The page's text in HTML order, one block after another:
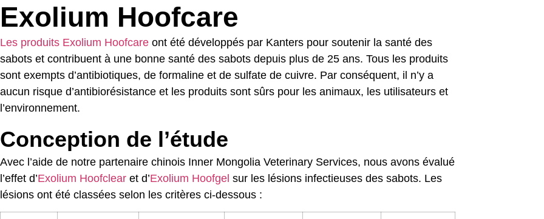
Exolium Hoofcare
Les produits Exolium Hoofcare ont été développés par Kanters pour soutenir la santé des
sabots et contribuent à une bonne santé des sabots depuis plus de 25 ans. Tous les produits
sont exempts d’antibiotiques, de formaline et de sulfate de cuivre. Par conséquent, il n’y a
aucun risque d’antibiorésistance et les produits sont sûrs pour les animaux, les utilisateurs et
l’environnement.
Conception de l’étude
Avec l’aide de notre partenaire chinois Inner Mongolia Veterinary Services, nous avons évalué
l’effet d’Exolium Hoofclear et d’Exolium Hoofgel sur les lésions infectieuses des sabots. Les
lésions ont été classées selon les critères ci-dessous :